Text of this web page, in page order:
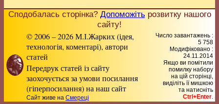
Сподобалась сторінка? Допоможітьрозвитку нашого
сайту!
© 2006 – 2026 М.І.Жарких (ідея,
технологія, коментарі), автори
статей
Передрук статей із сайту
заохочується за умови посилання
(гіперпосилання) на наш сайт
Сайт живе на Смереці
Число завантажень :
5 758
Модифіковано :
24.11.2014
Якщо ви помітили
помилку набору
на цiй сторiнцi,
видiлiть її мишкою
та натисніть
Ctrl+Enter.